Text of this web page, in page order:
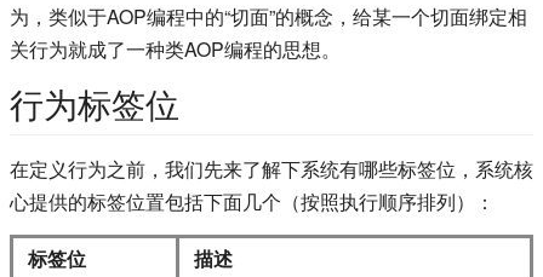
为，类似于AOP编程中的“切面”的概念，给某一个切面绑定相
关行为就成了一种类AOP编程的思想。
行为标签位
在定义行为之前，我们先来了解下系统有哪些标签位，系统核
心提供的标签位置包括下面几个（按照执行顺序排列）：
标签位
描述